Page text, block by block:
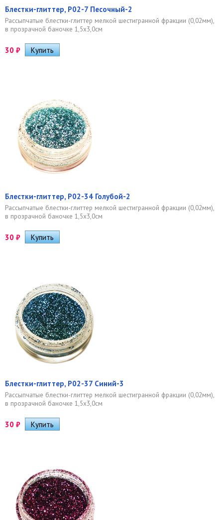
Блестки-глиттер, Р02-7 Песочный-2
Рассыпчатые блестки-глиттер мелкой шестигранной фракции (0,02мм),
в прозрачной баночке 1,5х3,0см
30 ₽
Блестки-глиттер, Р02-34 Голубой-2
Рассыпчатые блестки-глиттер мелкой шестигранной фракции (0,02мм),
в прозрачной баночке 1,5х3,0см
30 ₽
Блестки-глиттер, Р02-37 Синий-3
Рассыпчатые блестки-глиттер мелкой шестигранной фракции (0,02мм),
в прозрачной баночке 1,5х3,0см
30 ₽